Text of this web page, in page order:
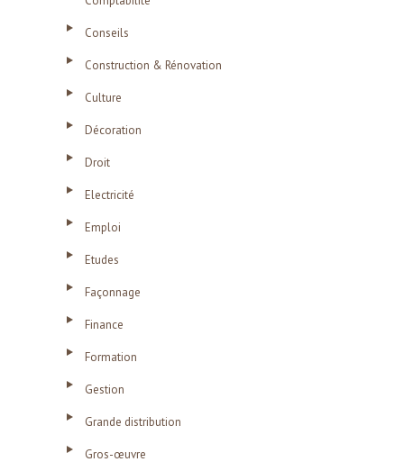
Conseils
Construction & Rénovation
Culture
Décoration
Droit
Electricité
Emploi
Etudes
Façonnage
Finance
Formation
Gestion
Grande distribution
Gros-œuvre